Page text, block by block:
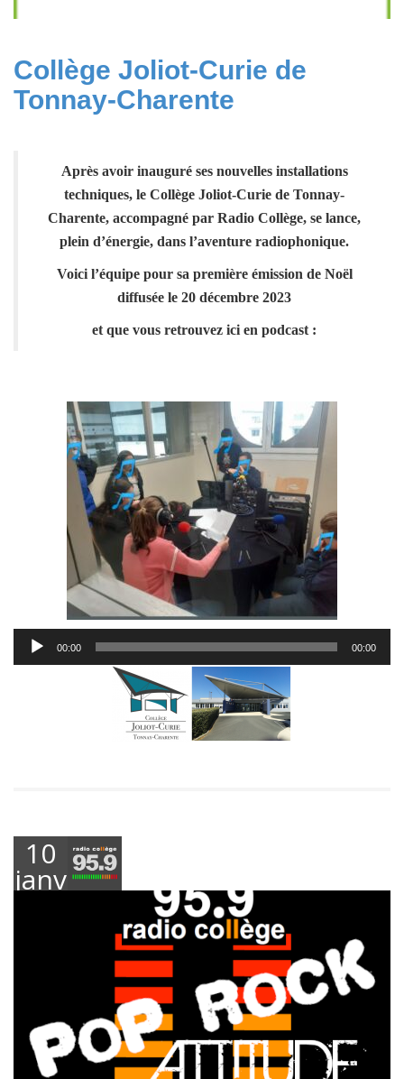
Collège Joliot-Curie de
Tonnay-Charente
Après avoir inauguré ses nouvelles installations
techniques, le Collège Joliot-Curie de Tonnay-
Charente, accompagné par Radio Collège, se lance,
plein d’énergie, dans l’aventure radiophonique.
Voici l’équipe pour sa première émission de Noël
diffusée le 20 décembre 2023
et que vous retrouvez ici en podcast :
Lecteur
audio
00:00 00:00
10
janvier